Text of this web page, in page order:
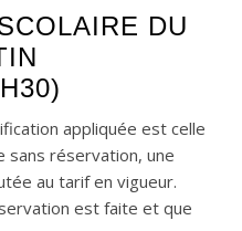
DU
appliquée est celle
sans réservation, une
au tarif en vigueur.
est faite et que